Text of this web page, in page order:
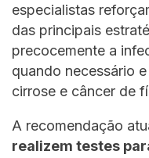
especialistas
das principais
precocemente a
quando necessário
cirrose e câncer de
A recomendação
realizem testes